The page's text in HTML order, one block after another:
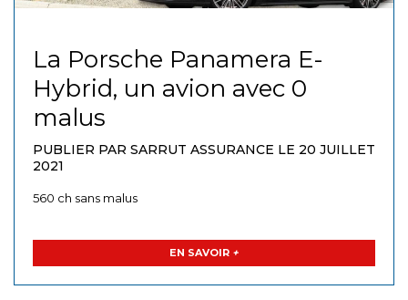
La Porsche Panamera E-
Hybrid, un avion avec 0
malus
PUBLIER PAR SARRUT ASSURANCE LE 20 JUILLET
2021
560 ch sans malus
EN SAVOIR +